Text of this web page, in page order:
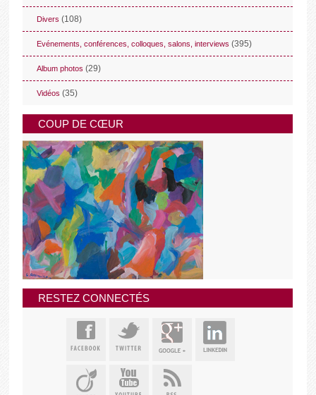
Divers (108)
Evénements, conférences, colloques, salons, interviews (395)
Album photos (29)
Vidéos (35)
COUP DE CŒUR
RESTEZ CONNECTÉS